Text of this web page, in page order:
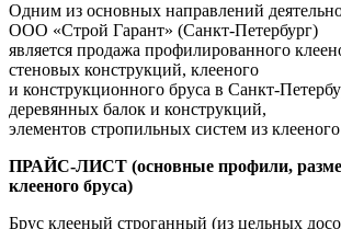
Одним из основных направлений
ООО «Строй Гарант» (Санкт-Петербург)
является продажа профилированного
стеновых конструкций, клееного
и конструкционного бруса в Санкт-
деревянных балок и конструкций,
элементов стропильных систем из
ПРАЙС-ЛИСТ (основные профили,
клееного бруса)
Брус клееный строганный (из цельных